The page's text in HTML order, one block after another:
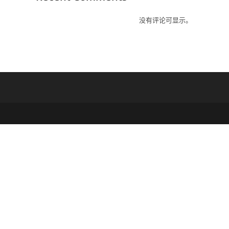
没有评论可显示。